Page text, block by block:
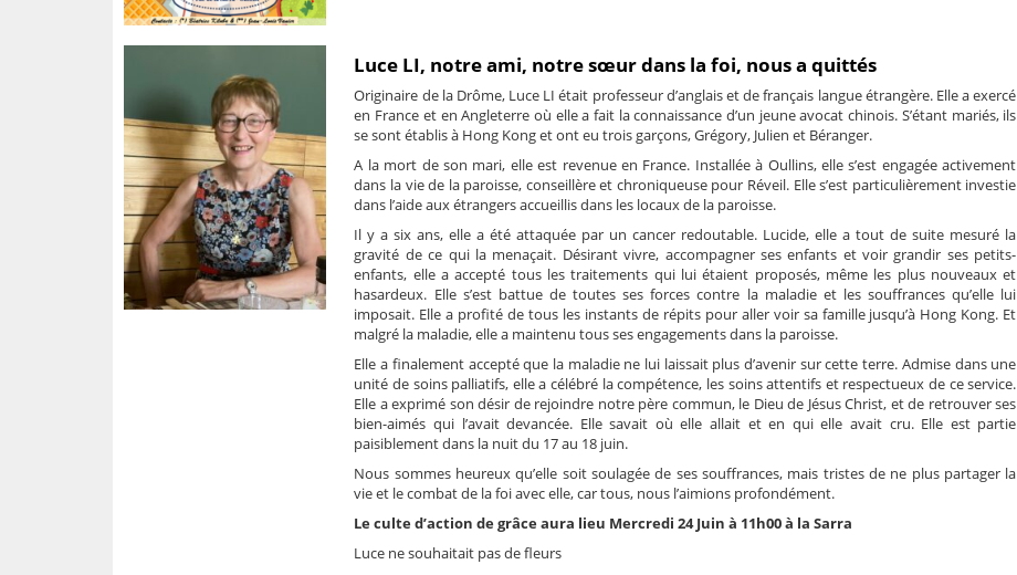
Luce LI, notre ami, notre sœur dans la foi, nous a quittés
Originaire de la Drôme, Luce LI était professeur d’anglais et de français langue étrangère. Elle a exercé
en France et en Angleterre où elle a fait la connaissance d’un jeune avocat chinois. S’étant mariés, ils
se sont établis à Hong Kong et ont eu trois garçons, Grégory, Julien et Béranger.
A la mort de son mari, elle est revenue en France. Installée à Oullins, elle s’est engagée activement
dans la vie de la paroisse, conseillère et chroniqueuse pour Réveil. Elle s’est particulièrement investie
dans l’aide aux étrangers accueillis dans les locaux de la paroisse.
Il y a six ans, elle a été attaquée par un cancer redoutable. Lucide, elle a tout de suite mesuré la
gravité de ce qui la menaçait. Désirant vivre, accompagner ses enfants et voir grandir ses petits-
enfants, elle a accepté tous les traitements qui lui étaient proposés, même les plus nouveaux et
hasardeux. Elle s’est battue de toutes ses forces contre la maladie et les souffrances qu’elle lui
imposait. Elle a profité de tous les instants de répits pour aller voir sa famille jusqu’à Hong Kong. Et
malgré la maladie, elle a maintenu tous ses engagements dans la paroisse.
Elle a finalement accepté que la maladie ne lui laissait plus d’avenir sur cette terre. Admise dans une
unité de soins palliatifs, elle a célébré la compétence, les soins attentifs et respectueux de ce service.
Elle a exprimé son désir de rejoindre notre père commun, le Dieu de Jésus Christ, et de retrouver ses
bien-aimés qui l’avait devancée. Elle savait où elle allait et en qui elle avait cru. Elle est partie
paisiblement dans la nuit du 17 au 18 juin.
Nous sommes heureux qu’elle soit soulagée de ses souffrances, mais tristes de ne plus partager la
vie et le combat de la foi avec elle, car tous, nous l’aimions profondément.
Le culte d’action de grâce aura lieu Mercredi 24 Juin à 11h00 à la Sarra
Luce ne souhaitait pas de fleurs